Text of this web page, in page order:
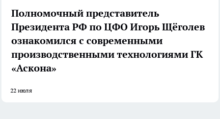
Полномочный представитель
Президента РФ по ЦФО Игорь Щёголев
ознакомился с современными
производственными технологиями ГК
«Аскона»
22 июля